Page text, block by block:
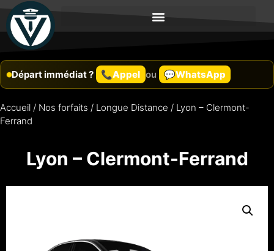
Départ immédiat ? Appel ou WhatsApp
Accueil / Nos forfaits / Longue Distance / Lyon – Clermont-
Ferrand
Lyon – Clermont-Ferrand